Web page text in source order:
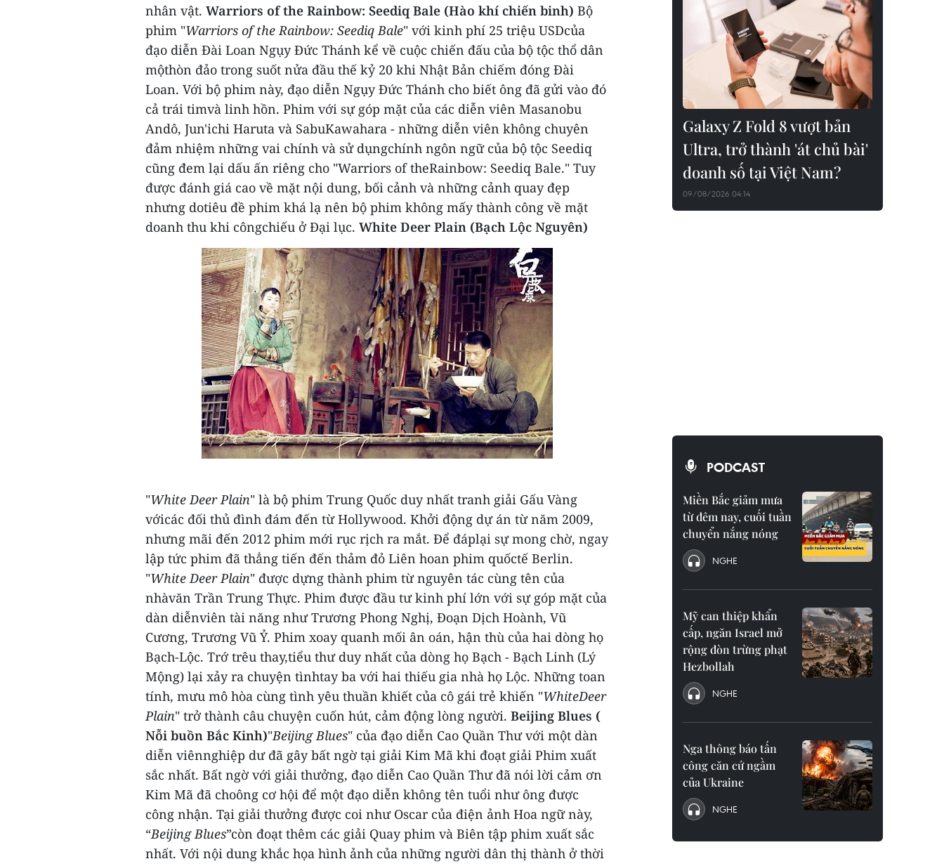
nhân vật. Warriors of the Rainbow: Seediq Bale (Hào khí chiến binh) Bộ
phim "Warriors of the Rainbow: Seediq Bale" với kinh phí 25 triệu USDcủa
đạo diễn Đài Loan Ngụy Đức Thánh kể về cuộc chiến đấu của bộ tộc thổ dân
mộthòn đảo trong suốt nửa đầu thế kỷ 20 khi Nhật Bản chiếm đóng Đài
Loan. Với bộ phim này, đạo diễn Ngụy Đức Thánh cho biết ông đã gửi vào đó
cả trái timvà linh hồn. Phim với sự góp mặt của các diễn viên Masanobu
Andô, Jun'ichi Haruta và SabuKawahara - những diễn viên không chuyên
đảm nhiệm những vai chính và sử dụngchính ngôn ngữ của bộ tộc Seediq
cũng đem lại dấu ấn riêng cho "Warriors of theRainbow: Seediq Bale." Tuy
được đánh giá cao về mặt nội dung, bối cảnh và những cảnh quay đẹp
nhưng dotiêu đề phim khá lạ nên bộ phim không mấy thành công về mặt
doanh thu khi côngchiếu ở Đại lục. White Deer Plain (Bạch Lộc Nguyên)
"White Deer Plain" là bộ phim Trung Quốc duy nhất tranh giải Gấu Vàng
vớicác đối thủ đình đám đến từ Hollywood. Khởi động dự án từ năm 2009,
nhưng mãi đến 2012 phim mới rục rịch ra mắt. Để đáplại sự mong chờ, ngay
lập tức phim đã thẳng tiến đến thảm đỏ Liên hoan phim quốctế Berlin.
"White Deer Plain" được dựng thành phim từ nguyên tác cùng tên của
nhàvăn Trần Trung Thực. Phim được đầu tư kinh phí lớn với sự góp mặt của
dàn diễnviên tài năng như Trương Phong Nghị, Đoạn Dịch Hoành, Vũ
Cương, Trương Vũ Ỷ. Phim xoay quanh mối ân oán, hận thù của hai dòng họ
Bạch-Lộc. Trớ trêu thay,tiểu thư duy nhất của dòng họ Bạch - Bạch Linh (Lý
Mộng) lại xảy ra chuyện tìnhtay ba với hai thiếu gia nhà họ Lộc. Những toan
tính, mưu mô hòa cùng tình yêu thuần khiết của cô gái trẻ khiến "WhiteDeer
Plain" trở thành câu chuyện cuốn hút, cảm động lòng người. Beijing Blues (
Nỗi buồn Bắc Kinh)"Beijing Blues" của đạo diễn Cao Quần Thư với một dàn
diễn viênnghiệp dư đã gây bất ngờ tại giải Kim Mã khi đoạt giải Phim xuất
sắc nhất. Bất ngờ với giải thưởng, đạo diễn Cao Quần Thư đã nói lời cảm ơn
Kim Mã đã choông cơ hội để một đạo diễn không tên tuổi như ông được
công nhận. Tại giải thưởng được coi như Oscar của điện ảnh Hoa ngữ này,
“Beijing Blues”còn đoạt thêm các giải Quay phim và Biên tập phim xuất sắc
nhất. Với nội dung khắc họa hình ảnh của những người dân thị thành ở thời
Galaxy Z Fold 8 vượt bản
Ultra, trở thành 'át chủ bài'
doanh số tại Việt Nam?
09/08/2026 04:14
PODCAST
Miền Bắc giảm mưa
từ đêm nay, cuối tuần
chuyển nắng nóng
NGHE
Mỹ can thiệp khẩn
cấp, ngăn Israel mở
rộng đòn trừng phạt
Hezbollah
NGHE
Nga thông báo tấn
công căn cứ ngầm
của Ukraine
NGHE